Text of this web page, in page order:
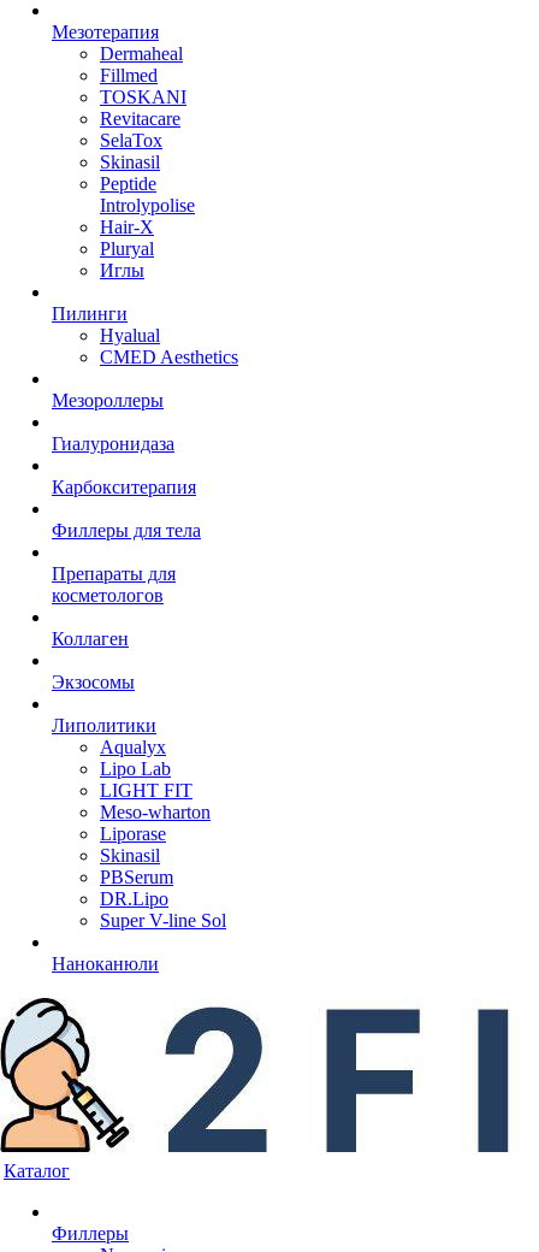
Мезотерапия
Dermaheal
Fillmed
TOSKANI
Revitacare
SelaTox
Skinasil
Peptide
Introlypolise
Hair-X
Pluryal
Иглы
Пилинги
Hyalual
CMED Aesthetics
Мезороллеры
Гиалуронидаза
Карбокситерапия
Филлеры для тела
Препараты для
косметологов
Коллаген
Экзосомы
Липолитики
Aqualyx
Lipo Lab
LIGHT FIT
Meso-wharton
Liporase
Skinasil
PBSerum
DR.Lipo
Super V-line Sol
Наноканюли
Каталог
Филлеры